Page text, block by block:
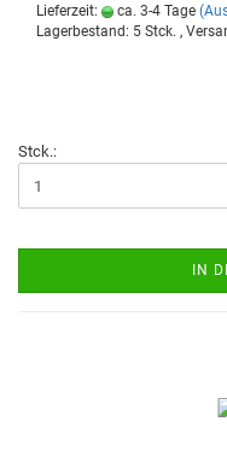
Lieferzeit:
ca. 3-4 Tage
Lagerbestand: 5 Stck. ,
Stck.:
IN